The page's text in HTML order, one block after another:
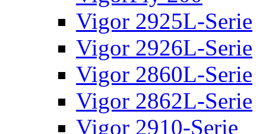
Vigor 2925L-Serie
Vigor 2926L-Serie
Vigor 2860L-Serie
Vigor 2862L-Serie
Vigor 2910-Serie